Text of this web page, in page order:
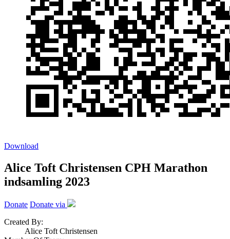
Download
Alice Toft Christensen CPH Marathon
indsamling 2023
Donate Donate via
Created By:
Alice Toft Christensen